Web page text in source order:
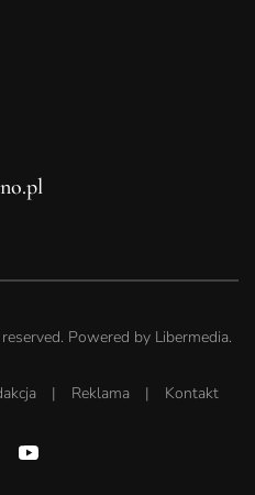
Powered by Libermedia.
| Reklama | Kontakt